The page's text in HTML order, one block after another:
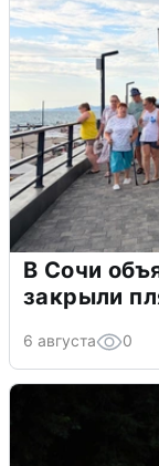
В Сочи
закрыли
6 августа 0